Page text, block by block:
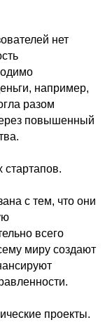
нет
например,
разом
повышенный
с тем, что они
всего
миру создают
проекты.